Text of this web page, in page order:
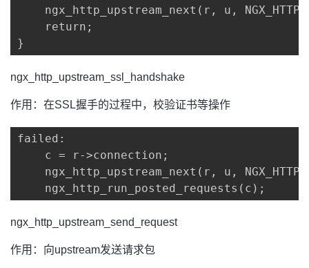
ngx_http_upstream_next(r, u,
return;
}
ngx_http_upstream_ssl_handshake
作用：在SSL握手的过程中，校验证书等操作
failed:
c = r->connection;
ngx_http_upstream_next(r, u,
ngx_http_run_posted_requests(c);
ngx_http_upstream_send_request
作用：向upstream发送请求包